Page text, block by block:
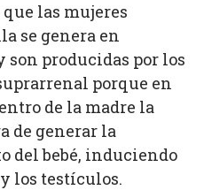
que las mujeres
se genera en
son producidas por los
porque en
de la madre la
de generar la
del bebé, induciendo
los testículos.